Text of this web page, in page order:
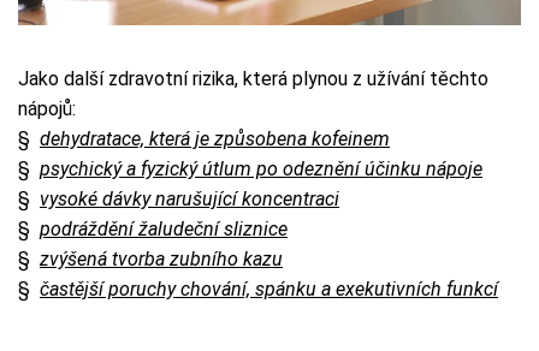
Jako další zdravotní rizika, která plynou z užívání těchto
nápojů:
§ dehydratace, která je způsobena kofeinem
§ psychický a fyzický útlum po odeznění účinku nápoje
§ vysoké dávky narušující koncentraci
§ podráždění žaludeční sliznice
§ zvýšená tvorba zubního kazu
§ častější poruchy chování, spánku a exekutivních funkcí